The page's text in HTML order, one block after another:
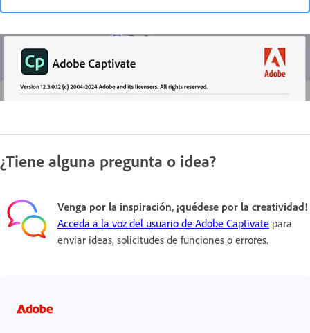
¿Tiene alguna pregunta o idea?
Venga por la inspiración, ¡quédese por la creatividad!
Acceda a la voz del usuario de Adobe Captivate para
enviar ideas, solicitudes de funciones o errores.